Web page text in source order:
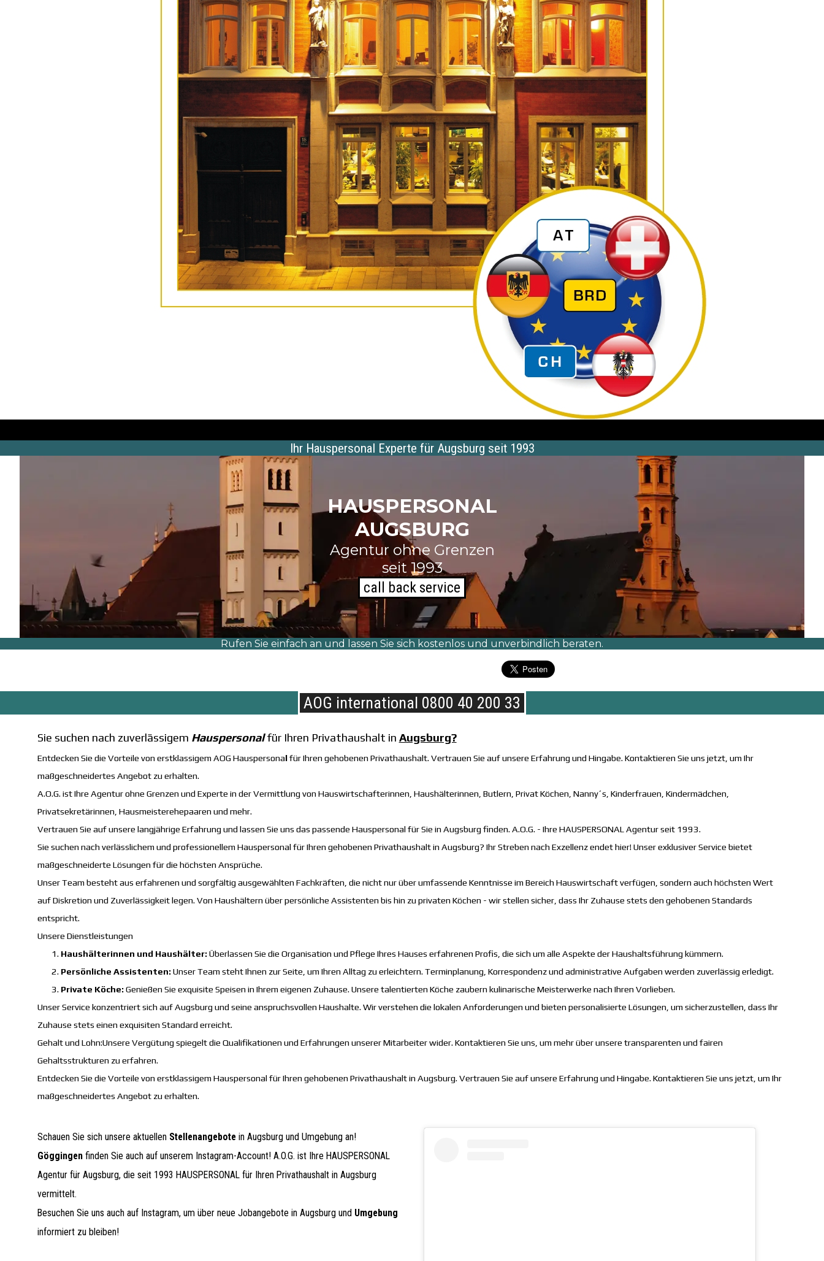
Ihr Hauspersonal Experte für Augsburg seit 1993
HAUSPERSONAL
AUGSBURG
Agentur ohne Grenzen
seit 1993
call back service
Rufen Sie einfach an und lassen Sie sich kostenlos und unverbindlich beraten.
AOG international 0800 40 200 33
Sie suchen nach zuverlässigem Hauspersonalfür Ihren Privathaushalt in Augsburg?
Entdecken Sie die Vorteile von erstklassigem AOG Hauspersonalfür Ihren gehobenen Privathaushalt. Vertrauen Sie auf unsere Erfahrung und Hingabe. Kontaktieren Sie uns jetzt, um Ihr
maßgeschneidertes Angebot zu erhalten.
A.O.G. ist Ihre Agentur ohne Grenzen und Experte in der Vermittlung von Hauswirtschafterinnen, Haushälterinnen, Butlern, Privat Köchen, Nanny´s, Kinderfrauen, Kindermädchen,
Privatsekretärinnen, Hausmeisterehepaaren und mehr.
Vertrauen Sie auf unsere langjährige Erfahrung und lassen Sie uns das passende Hauspersonal für Sie in Augsburg finden. A.O.G. - Ihre HAUSPERSONAL Agentur seit 1993.
Sie suchen nach verlässlichem und professionellem Hauspersonal für Ihren gehobenen Privathaushalt in Augsburg? Ihr Streben nach Exzellenz endet hier! Unser exklusiver Service bietet
maßgeschneiderte Lösungen für die höchsten Ansprüche.
Unser Team besteht aus erfahrenen und sorgfältig ausgewählten Fachkräften, die nicht nur über umfassende Kenntnisse im Bereich Hauswirtschaft verfügen, sondern auch höchsten Wert
auf Diskretion und Zuverlässigkeit legen. Von Haushältern über persönliche Assistenten bis hin zu privaten Köchen - wir stellen sicher, dass Ihr Zuhause stets den gehobenen Standards
entspricht.
Unsere Dienstleistungen
Haushälterinnen und Haushälter:Überlassen Sie die Organisation und Pflege Ihres Hauses erfahrenen Profis, die sich um alle Aspekte der Haushaltsführung kümmern.
Persönliche Assistenten:Unser Team steht Ihnen zur Seite, um Ihren Alltag zu erleichtern. Terminplanung, Korrespondenz und administrative Aufgaben werden zuverlässig erledigt.
Private Köche:Genießen Sie exquisite Speisen in Ihrem eigenen Zuhause. Unsere talentierten Köche zaubern kulinarische Meisterwerke nach Ihren Vorlieben.
Unser Service konzentriert sich auf Augsburg und seine anspruchsvollen Haushalte. Wir verstehen die lokalen Anforderungen und bieten personalisierte Lösungen, um sicherzustellen, dass Ihr
Zuhause stets einen exquisiten Standard erreicht.
Gehalt und Lohn:Unsere Vergütung spiegelt die Qualifikationen und Erfahrungen unserer Mitarbeiter wider. Kontaktieren Sie uns, um mehr über unsere transparenten und fairen
Gehaltsstrukturen zu erfahren.
Entdecken Sie die Vorteile von erstklassigem Hauspersonal für Ihren gehobenen Privathaushalt in Augsburg. Vertrauen Sie auf unsere Erfahrung und Hingabe. Kontaktieren Sie uns jetzt, um Ihr
maßgeschneidertes Angebot zu erhalten.
Schauen Sie sich unsere aktuellen Stellenangebote in Augsburg und Umgebung an!
Göggingenfinden Sie auch auf unserem Instagram-Account! A.O.G. ist Ihre HAUSPERSONAL
Agentur für Augsburg, die seit 1993 HAUSPERSONAL für Ihren Privathaushalt in Augsburg
vermittelt.
Besuchen Sie uns auch auf Instagram, um über neue Jobangebote in Augsburg und Umgebung
informiert zu bleiben!